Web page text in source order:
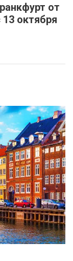
от
октября